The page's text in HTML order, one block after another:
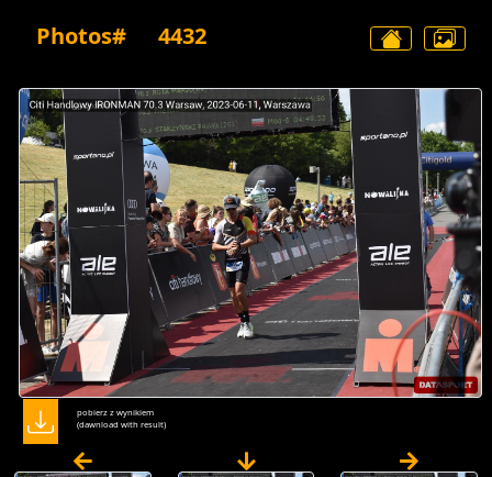
Photos# 4432
pobierz z wynikiem
(dawnload with result)